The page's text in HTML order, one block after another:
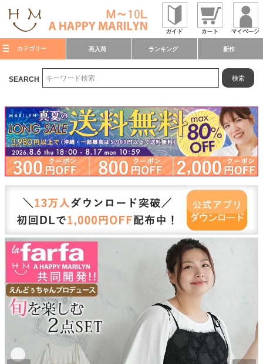
カテゴリー 再入荷 ランキング 新作
SEARCH 検索